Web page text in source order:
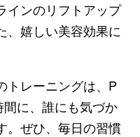
インのリフトアップ
、嬉しい美容効果に
トレーニングは、P
に、誰にも気づか
。ぜひ、毎日の習慣